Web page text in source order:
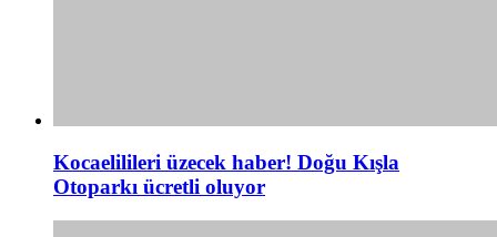
Kocaelilileri üzecek haber! Doğu Kışla
Otoparkı ücretli oluyor